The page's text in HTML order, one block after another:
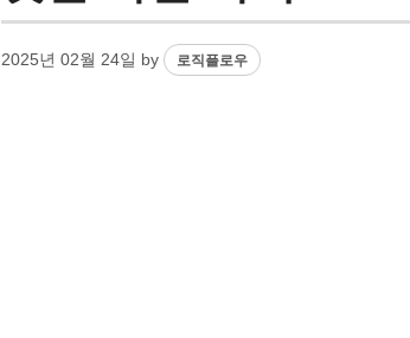
2025년 02월 24일 by 로직플로우